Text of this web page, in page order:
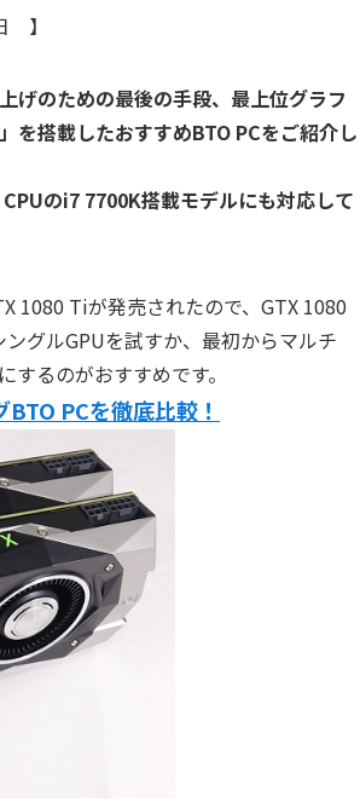
】
げのための最後の手段、最上位グラフ
を搭載したおすすめBTO PCをご紹介し
のi7 7700K搭載モデルにも対応して
1080 Tiが発売されたので、GTX 1080
グルGPUを試すか、最初からマルチ
るのがおすすめです。
PCを徹底比較！